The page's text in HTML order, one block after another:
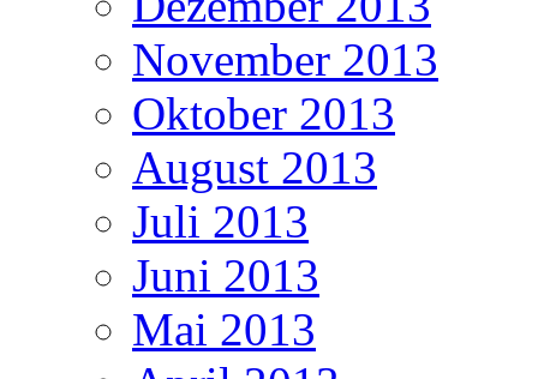
November 2013
Oktober 2013
August 2013
Juli 2013
Juni 2013
Mai 2013